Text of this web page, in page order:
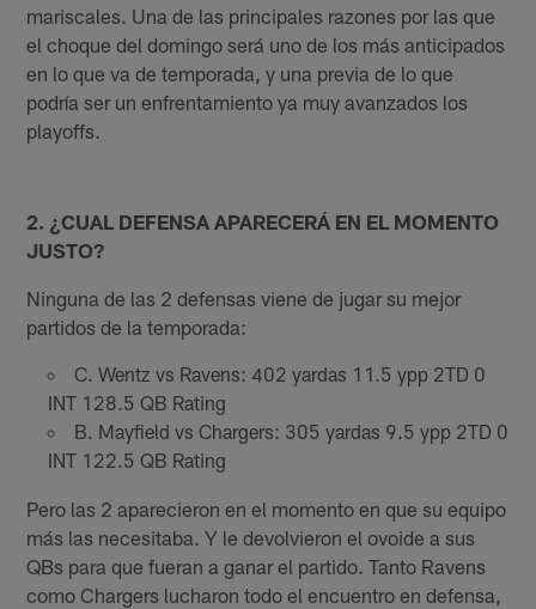
mariscales. Una de las principales razones por las que
el choque del domingo será uno de los más anticipados
en lo que va de temporada, y una previa de lo que
podría ser un enfrentamiento ya muy avanzados los
playoffs.
2. ¿CUAL DEFENSA APARECERÁ EN EL MOMENTO
JUSTO?
Ninguna de las 2 defensas viene de jugar su mejor
partidos de la temporada:
C. Wentz vs Ravens: 402 yardas 11.5 ypp 2TD 0
INT 128.5 QB Rating
B. Mayfield vs Chargers: 305 yardas 9.5 ypp 2TD 0
INT 122.5 QB Rating
Pero las 2 aparecieron en el momento en que su equipo
más las necesitaba. Y le devolvieron el ovoide a sus
QBs para que fueran a ganar el partido. Tanto Ravens
como Chargers lucharon todo el encuentro en defensa,